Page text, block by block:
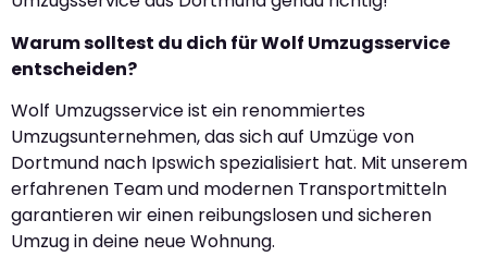
Warum solltest du dich für Wolf Umzugsservice
entscheiden?
Wolf Umzugsservice ist ein renommiertes
Umzugsunternehmen, das sich auf Umzüge von
Dortmund nach Ipswich spezialisiert hat. Mit unserem
erfahrenen Team und modernen Transportmitteln
garantieren wir einen reibungslosen und sicheren
Umzug in deine neue Wohnung.